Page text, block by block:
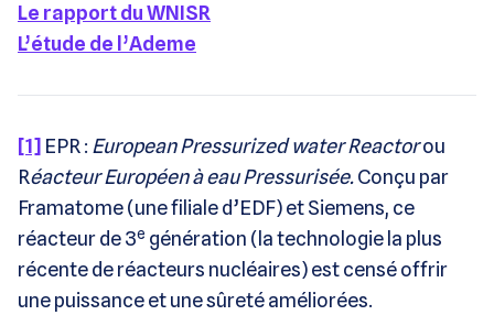
Le rapport du WNISR
L’étude de l’Ademe
[1] EPR : European Pressurized water Reactorou
Réacteur Européen à eau Pressurisée.Conçu par
Framatome (une filiale d’EDF) et Siemens, ce
réacteur de 3e génération (la technologie la plus
récente de réacteurs nucléaires) est censé offrir
une puissance et une sûreté améliorées.